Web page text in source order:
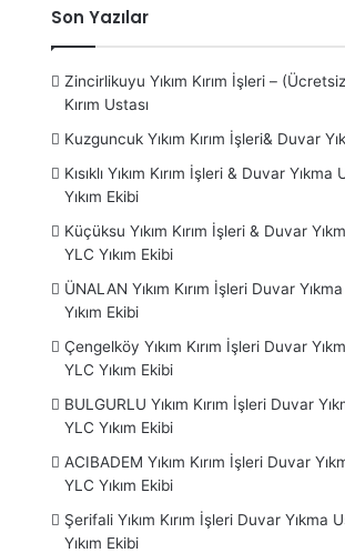
Son Yazılar
Zincirlikuyu Yıkım Kırım İşleri –
Kırım Ustası
Kuzguncuk Yıkım Kırım İşleri& Duvar
Kısıklı Yıkım Kırım İşleri & Duvar Yıkma
Yıkım Ekibi
Küçüksu Yıkım Kırım İşleri & Duvar
YLC Yıkım Ekibi
ÜNALAN Yıkım Kırım İşleri Duvar
Yıkım Ekibi
Çengelköy Yıkım Kırım İşleri Duvar
YLC Yıkım Ekibi
BULGURLU Yıkım Kırım İşleri Duvar
YLC Yıkım Ekibi
ACIBADEM Yıkım Kırım İşleri Duvar
YLC Yıkım Ekibi
Şerifali Yıkım Kırım İşleri Duvar Yıkma
Yıkım Ekibi